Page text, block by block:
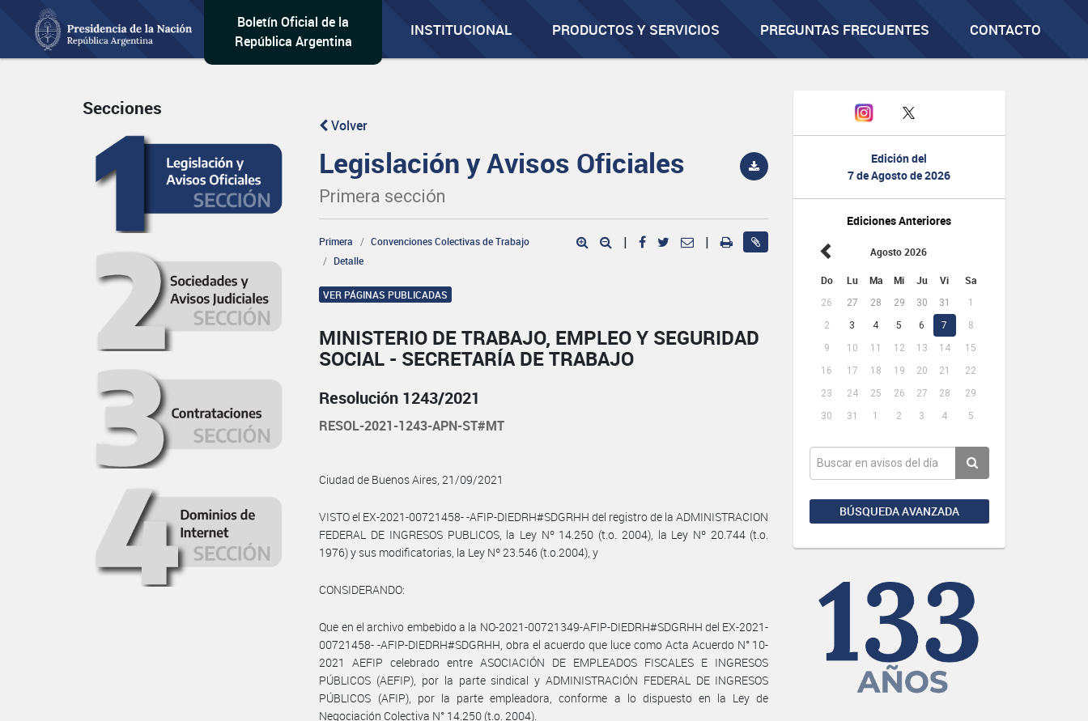
Boletín Oficial de la
República Argentina
INSTITUCIONAL PRODUCTOS Y SERVICIOS PREGUNTAS FRECUENTES CONTACTO
Edición del
7 de Agosto de 2026
Ediciones Anteriores
Agosto 2026
Do Lu Ma Mi Ju Vi Sa
26 27 28 29 30 31
1
2
3 4 5 6 7
8
9
10 11 12 13 14
15
16
17 18 19 20 21
22
23
24 25 26 27 28
29
30
31 1 2 3 4 5
BÚSQUEDA AVANZADA
Secciones
Volver
Legislación y Avisos Oficiales
Primera sección
Primera
Convenciones Colectivas de Trabajo
Detalle
| |
VER PÁGINAS PUBLICADAS
MINISTERIO DE TRABAJO, EMPLEO Y SEGURIDAD
SOCIAL - SECRETARÍA DE TRABAJO
Resolución 1243/2021
RESOL-2021-1243-APN-ST#MT
Ciudad de Buenos Aires, 21/09/2021
VISTO el EX-2021-00721458- -AFIP-DIEDRH#SDGRHH del registro de la ADMINISTRACION
FEDERAL DE INGRESOS PUBLICOS, la Ley Nº 14.250 (t.o. 2004), la Ley Nº 20.744 (t.o.
1976) y sus modificatorias, la Ley Nº 23.546 (t.o.2004), y
CONSIDERANDO:
Que en el archivo embebido a la NO-2021-00721349-AFIP-DIEDRH#SDGRHH del EX-2021-
00721458- -AFIP-DIEDRH#SDGRHH, obra el acuerdo que luce como Acta Acuerdo N° 10-
2021 AEFIP celebrado entre ASOCIACIÓN DE EMPLEADOS FISCALES E INGRESOS
PÚBLICOS (AEFIP), por la parte sindical y ADMINISTRACIÓN FEDERAL DE INGRESOS
PÚBLICOS (AFIP), por la parte empleadora, conforme a lo dispuesto en la Ley de
Negociación Colectiva N° 14.250 (t.o. 2004).